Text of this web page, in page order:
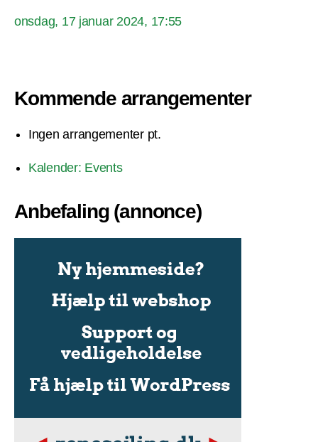
onsdag, 17 januar 2024, 17:55
Kommende arrangementer
Ingen arrangementer pt.
Kalender: Events
Anbefaling (annonce)